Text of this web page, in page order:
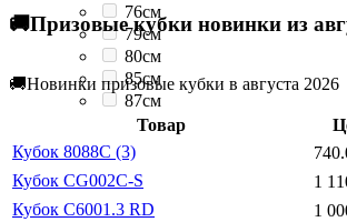
76см
79см
80см
85см
87см
🚚Призовые кубки новинки из
🚚Новинки призовые кубки в августа 2026
Товар
Кубок 8088C (3)
Кубок CG002C-S
1
Кубок C6001.3 RD
1